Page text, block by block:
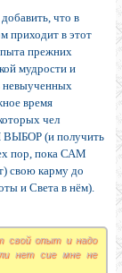
что в
приходит в этот
прежних
мудрости и
невыученных
время
чел
(и получить
пор, пока САМ
свою карму до
и Света в нём).
свой опыт и надо
нет сие мне не